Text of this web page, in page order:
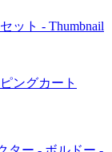
ングカート